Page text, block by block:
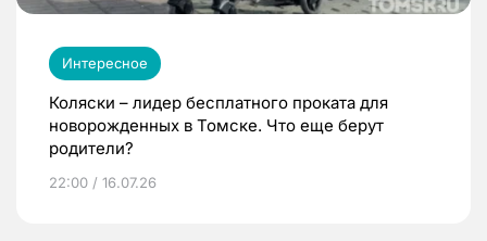
Интересное
Коляски – лидер бесплатного проката для
новорожденных в Томске. Что еще берут
родители?
22:00 / 16.07.26